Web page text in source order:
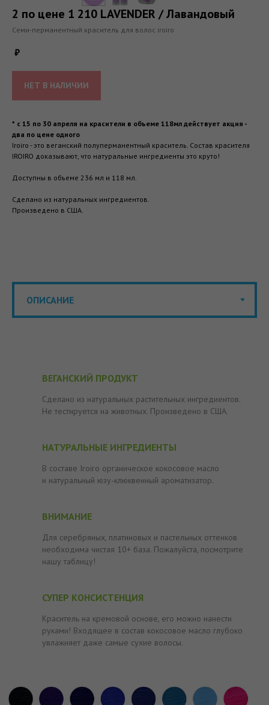
2 по цене 1 210 LAVENDER / Лавандовый
Семи-перманентный краситель для волос iroiro
₽
НЕТ В НАЛИЧИИ
* c 15 по 30 апреля на красители в объеме 118мл действует акция -
два по цене одного
Iroiro - это веганский полуперманентный краситель. Состав красителя
IROIRO доказывают, что натуральные ингредиенты это круто!
Доступны в объеме 236 мл и 118 мл.
Сделано из натуральных ингредиентов.
Произведено в США.
ВЕГАНСКИЙ ПРОДУКТ
Сделано из натуральных растительных ингредиентов.
Не тестируется на животных. Произведено в США.
НАТУРАЛЬНЫЕ ИНГРЕДИЕНТЫ
В составе Iroiro органическое кокосовое масло
и натуральный юзу-клюквенный ароматизатор.
ВНИМАНИЕ
Для серебряных, платиновых и пастельных оттенков
необходима чистая 10+ база. Пожалуйста, посмотрите
нашу таблицу!
СУПЕР КОНСИСТЕНЦИЯ
Краситель на кремовой основе, его можно нанести
руками! Входящее в состав кокосовое масло глубоко
увлажняет даже самые сухие волосы.